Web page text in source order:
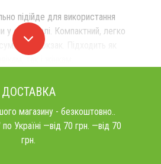
підійде для використання
у спортзалі. Компактний, легко
чи рюкзак. Підходить як
ДОСТАВКА
магазину - безкоштовно..
Україні —від 70 грн. —від 70
грн.